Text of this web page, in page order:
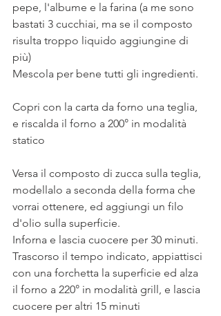
pepe, l'albume e la farina (a me sono
bastati 3 cucchiai, ma se il composto
risulta troppo liquido aggiungine di
più)
Mescola per bene tutti gli ingredienti.
Copri con la carta da forno una teglia,
e riscalda il forno a 200° in modalità
statico
Versa il composto di zucca sulla teglia,
modellalo a seconda della forma che
vorrai ottenere, ed aggiungi un filo
d'olio sulla superficie.
Inforna e lascia cuocere per 30 minuti.
Trascorso il tempo indicato, appiattisci
con una forchetta la superficie ed alza
il forno a 220° in modalità grill, e lascia
cuocere per altri 15 minuti